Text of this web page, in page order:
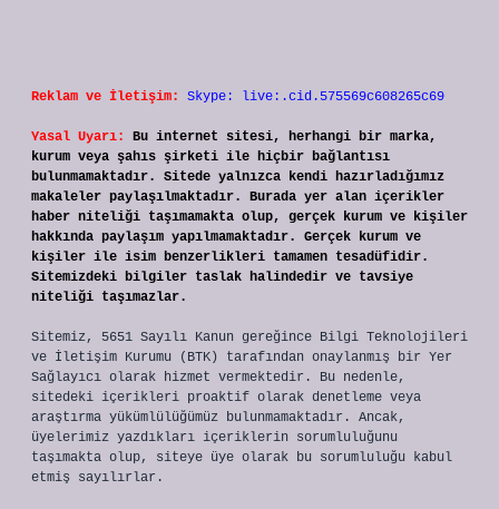
Reklam ve İletişim: Skype: live:.cid.575569c608265c69
Yasal Uyarı:
Bu internet sitesi, herhangi bir marka,
kurum veya şahıs şirketi ile hiçbir bağlantısı
bulunmamaktadır. Sitede yalnızca kendi hazırladığımız
makaleler paylaşılmaktadır. Burada yer alan içerikler
haber niteliği taşımamakta olup, gerçek kurum ve kişiler
hakkında paylaşım yapılmamaktadır. Gerçek kurum ve
kişiler ile isim benzerlikleri tamamen tesadüfidir.
Sitemizdeki bilgiler taslak halindedir ve tavsiye
niteliği taşımazlar.
Sitemiz, 5651 Sayılı Kanun gereğince Bilgi Teknolojileri
ve İletişim Kurumu (BTK) tarafından onaylanmış bir Yer
Sağlayıcı olarak hizmet vermektedir. Bu nedenle,
sitedeki içerikleri proaktif olarak denetleme veya
araştırma yükümlülüğümüz bulunmamaktadır. Ancak,
üyelerimiz yazdıkları içeriklerin sorumluluğunu
taşımakta olup, siteye üye olarak bu sorumluluğu kabul
etmiş sayılırlar.